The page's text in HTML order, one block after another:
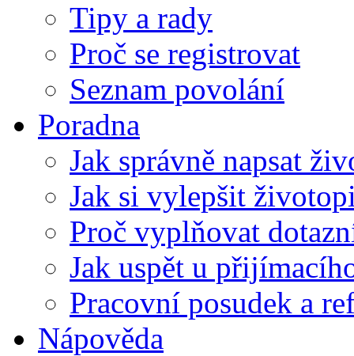
Tipy a rady
Proč se registrovat
Seznam povolání
Poradna
Jak správně napsat
Jak si vylepšit
Proč vyplňovat
Jak uspět u
Pracovní posudek a
Nápověda